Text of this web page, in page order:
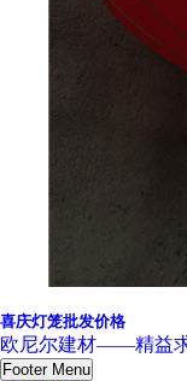
喜庆灯笼批发价格
欧尼尔建材——精益
Footer Menu